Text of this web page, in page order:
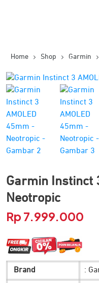
Home Shop Garmin
Garmin Instinct
Neotropic
Rp 7.999.000
Brand :